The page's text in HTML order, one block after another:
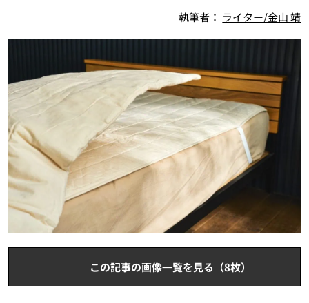
執筆者： ライター/金山 靖
この記事の画像一覧を見る（8枚）